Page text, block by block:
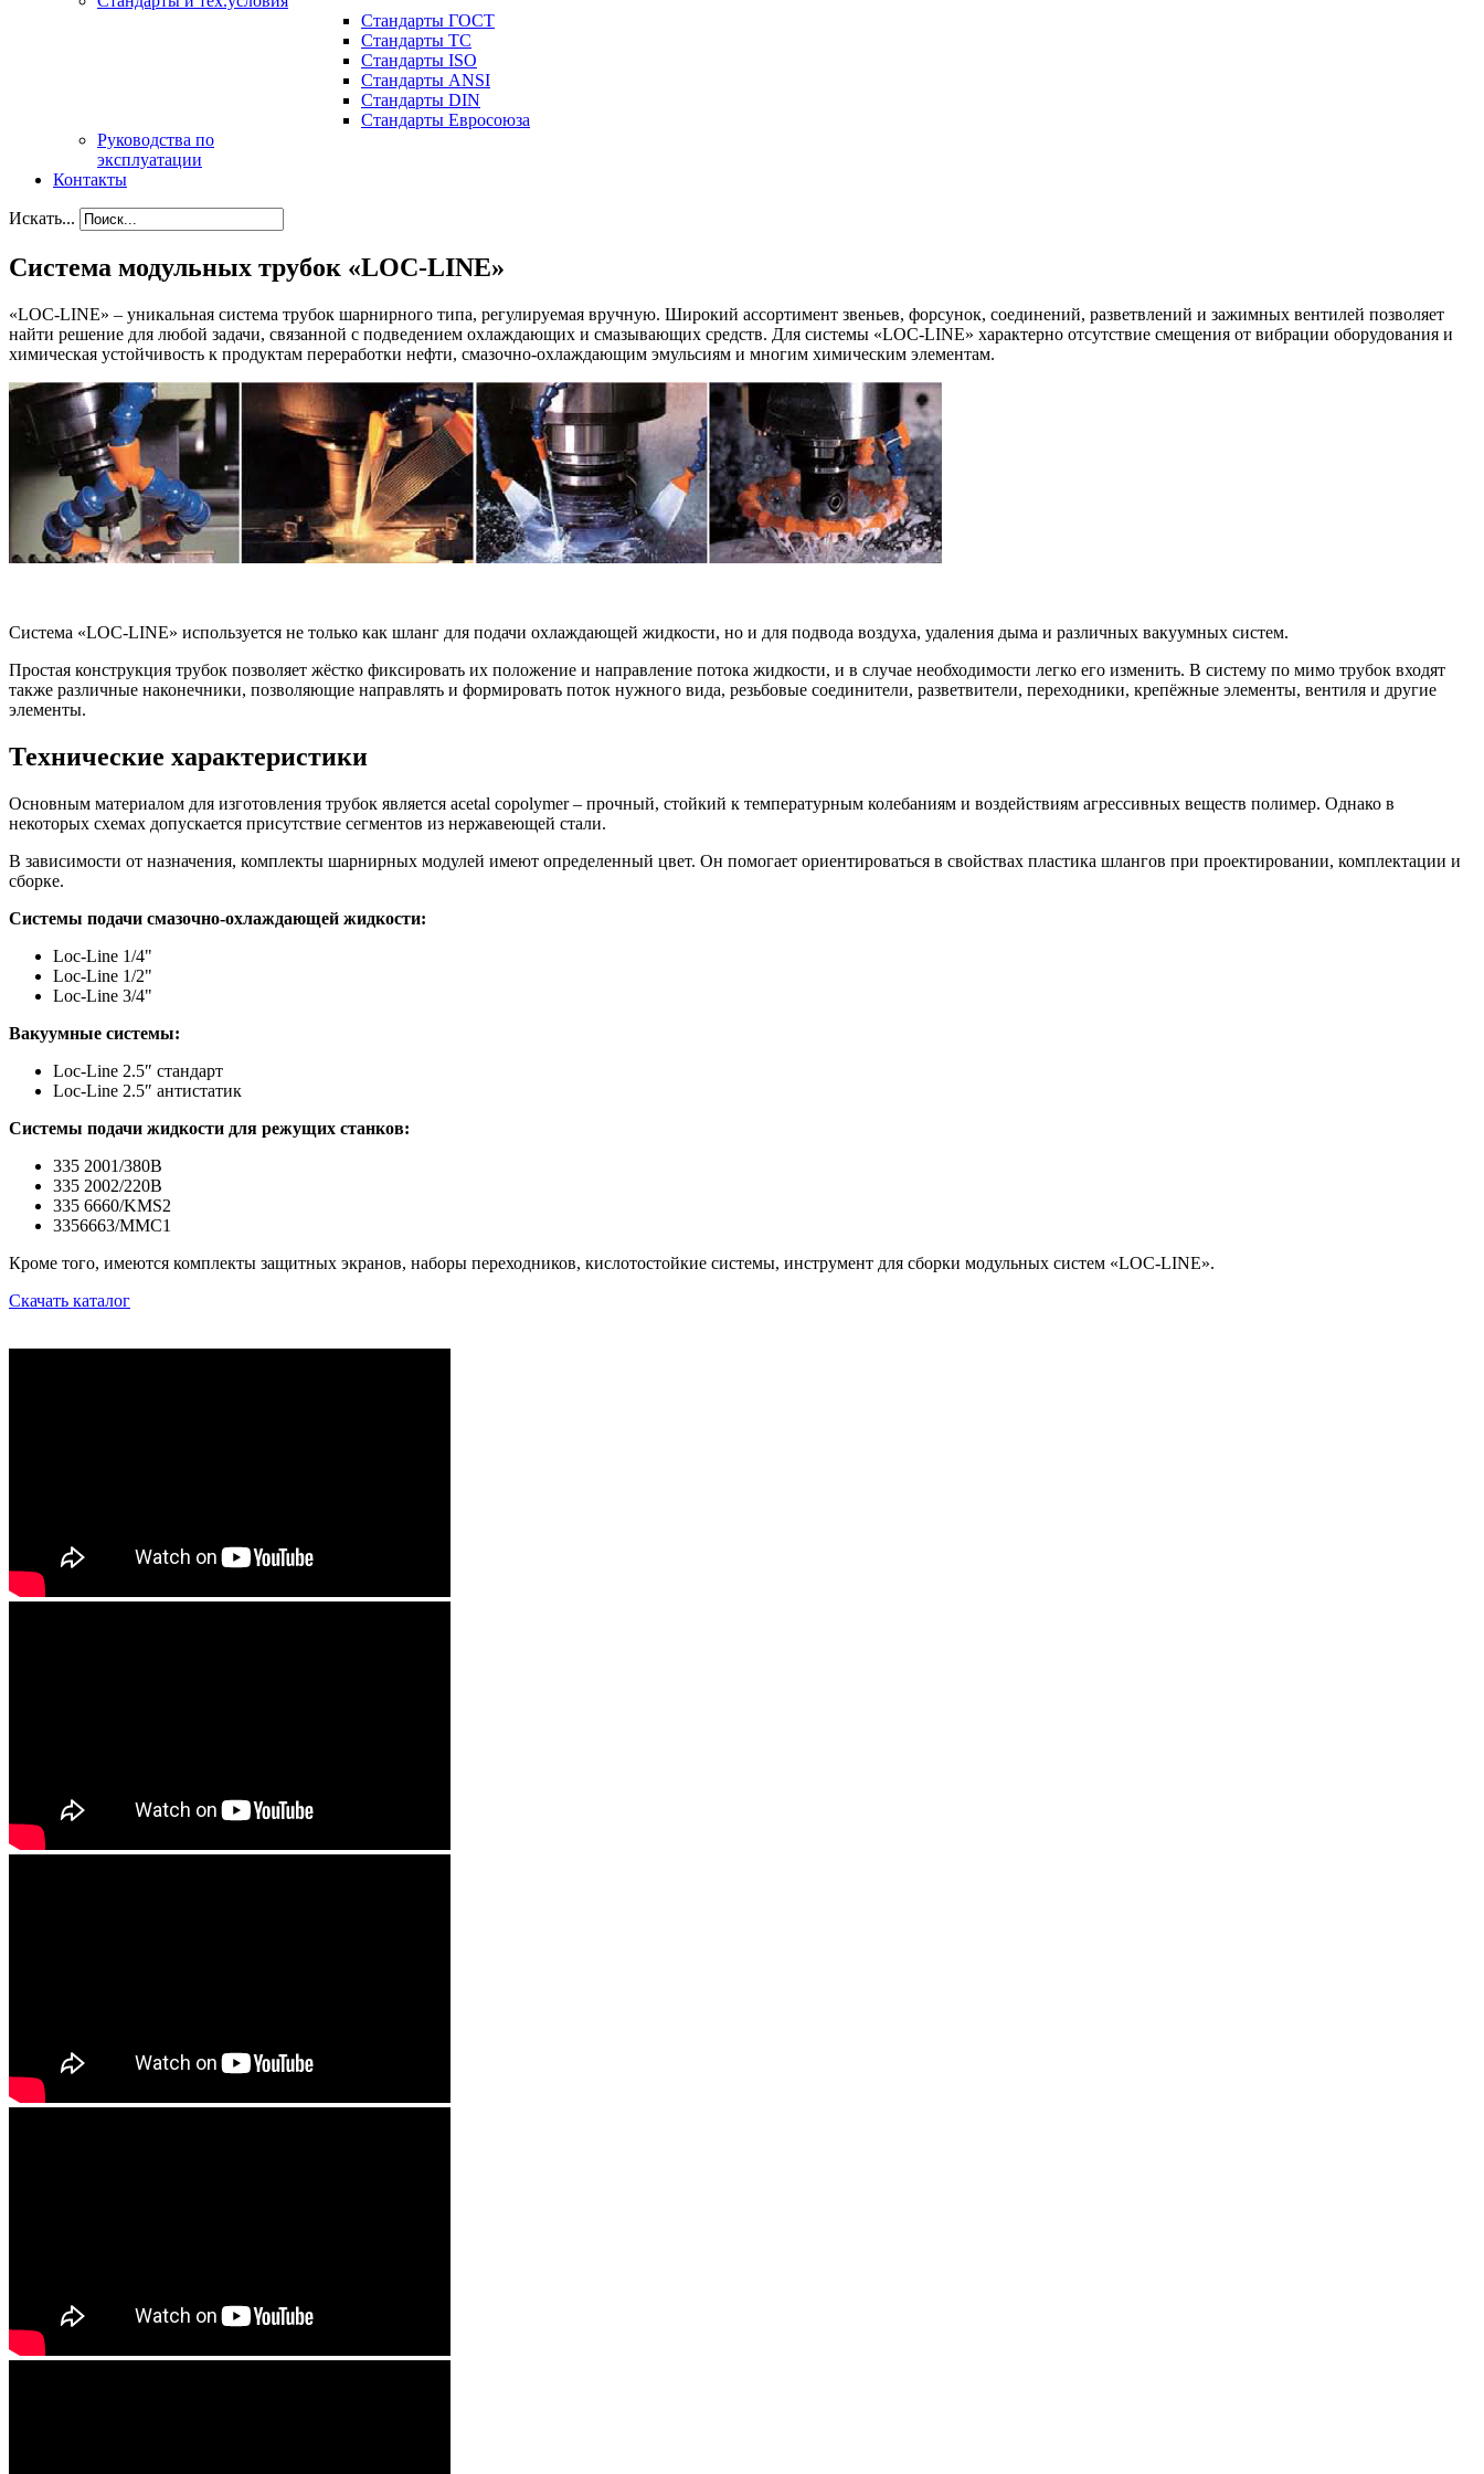
Стандарты ГОСТ
Стандарты ТС
Стандарты ISO
Стандарты ANSI
Стандарты DIN
Стандарты Евросоюза
Руководства по
эксплуатации
Контакты
Искать...
Система модульных трубок «LOC-LINE»
«LOC-LINE» – уникальная система трубок шарнирного типа, регулируемая вручную. Широкий ассортимент звеньев, форсунок, соединений, разветвлений и зажимных вентилей позволяет
найти решение для любой задачи, связанной с подведением охлаждающих и смазывающих средств. Для системы «LOC-LINE» характерно отсутствие смещения от вибрации оборудования и
химическая устойчивость к продуктам переработки нефти, смазочно-охлаждающим эмульсиям и многим химическим элементам.
Система «LOC-LINE» используется не только как шланг для подачи охлаждающей жидкости, но и для подвода воздуха, удаления дыма и различных вакуумных систем.
Простая конструкция трубок позволяет жёстко фиксировать их положение и направление потока жидкости, и в случае необходимости легко его изменить. В систему по мимо трубок входят
также различные наконечники, позволяющие направлять и формировать поток нужного вида, резьбовые соединители, разветвители, переходники, крепёжные элементы, вентиля и другие
элементы.
Технические характеристики
Основным материалом для изготовления трубок является acetal copolymer – прочный, стойкий к температурным колебаниям и воздействиям агрессивных веществ полимер. Однако в
некоторых схемах допускается присутствие сегментов из нержавеющей стали.
В зависимости от назначения, комплекты шарнирных модулей имеют определенный цвет. Он помогает ориентироваться в свойствах пластика шлангов при проектировании, комплектации и
сборке.
Системы подачи смазочно-охлаждающей жидкости:
Loc-Line 1/4"
Loc-Line 1/2"
Loc-Line 3/4"
Вакуумные системы:
Loc-Line 2.5″ стандарт
Loc-Line 2.5″ антистатик
Cистемы подачи жидкости для режущих станков:
335 2001/380В
335 2002/220В
335 6660/KMS2
3356663/MMC1
Кроме того, имеются комплекты защитных экранов, наборы переходников, кислотостойкие системы, инструмент для сборки модульных систем «LOC-LINE».
Скачать каталог